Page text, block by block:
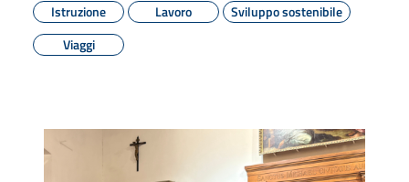
Istruzione
Lavoro
Sviluppo sostenibile
Viaggi